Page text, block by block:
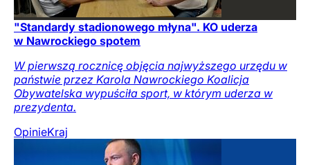
"Standardy stadionowego młyna". KO uderza
w Nawrockiego spotem
W pierwszą rocznicę objęcia najwyższego urzędu w
państwie przez Karola Nawrockiego Koalicja
Obywatelska wypuściła sport, w którym uderza w
prezydenta.
OpinieKraj